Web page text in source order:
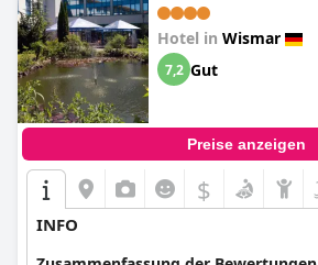
Hotel in Wismar
7,2 Gut
Preise anzeigen
$
INFO